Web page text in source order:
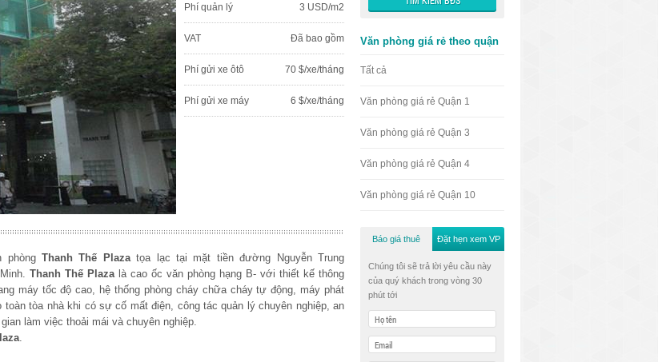
Phí quản lý 3 USD/m2
VAT Đã bao gồm
Phí gửi xe ôtô 70 $/xe/tháng
Phí gửi xe máy 6 $/xe/tháng
phòngThanh Thế Plazatọa lạc tại mặt tiền đường Nguyễn Trung
Thanh Thế Plaza là cao ốc văn phòng hạng B- với thiết kế thông
máy tốc độ cao, hệ thống phòng cháy chữa cháy tự động, máy phát
tòa nhà khi có sự cố mất điện, công tác quản lý chuyên nghiệp, an
làm việc thoải mái và chuyên nghiệp.
Văn phòng giá rẻ theo quận
Tất cả
Văn phòng giá rẻ Quận 1
Văn phòng giá rẻ Quận 3
Văn phòng giá rẻ Quận 4
Văn phòng giá rẻ Quận 10
Báo giá thuê Đặt hẹn xem VP
Chúng tôi sẽ trả lời yêu cầu này
của quý khách trong vòng 30
phút tới